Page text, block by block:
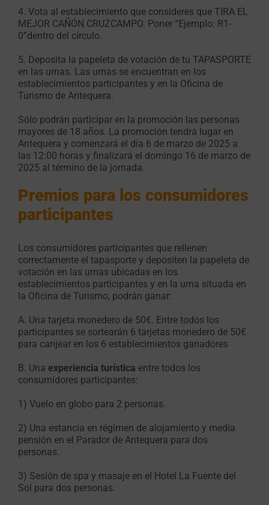
4. Vota al establecimiento que consideres que TIRA EL
MEJOR CAÑÓN CRUZCAMPO. Poner “Ejemplo: R1-
0”dentro del círculo.
5. Deposita la papeleta de votación de tu TAPASPORTE
en las urnas. Las urnas se encuentran en los
establecimientos participantes y en la Oficina de
Turismo de Antequera.
Sólo podrán participar en la promoción las personas
mayores de 18 años. La promoción tendrá lugar en
Antequera y comenzará el día 6 de marzo de 2025 a
las 12:00 horas y finalizará el domingo 16 de marzo de
2025 al término de la jornada.
Premios para los consumidores
participantes
Los consumidores participantes que rellenen
correctamente el tapasporte y depositen la papeleta de
votación en las urnas ubicadas en los
establecimientos participantes y en la urna situada en
la Oficina de Turismo, podrán ganar:
A. Una tarjeta monedero de 50€. Entre todos los
participantes se sortearán 6 tarjetas monedero de 50€
para canjear en los 6 establecimientos ganadores
B. Una experiencia turística entre todos los
consumidores participantes:
1) Vuelo en globo para 2 personas.
2) Una estancia en régimen de alojamiento y media
pensión en el Parador de Antequera para dos
personas.
3) Sesión de spa y masaje en el Hotel La Fuente del
Sol para dos personas.